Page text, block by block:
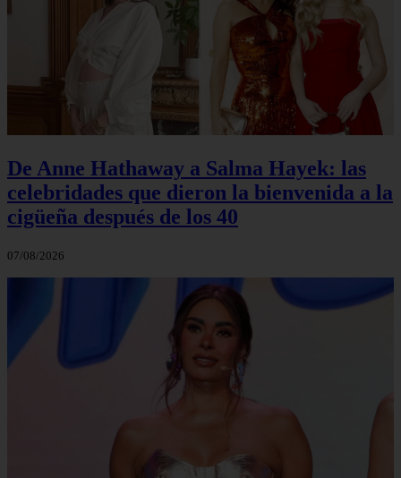
De Anne Hathaway a Salma Hayek: las
celebridades que dieron la bienvenida a la
cigüeña después de los 40
07/08/2026